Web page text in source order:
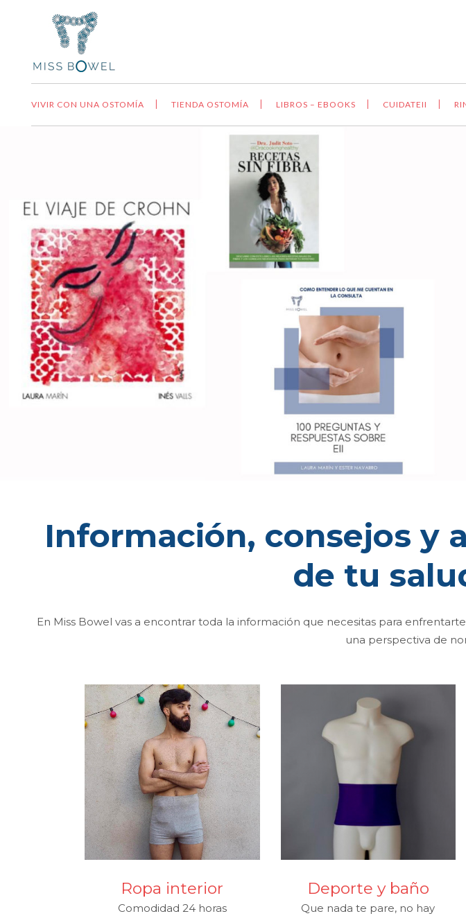
VIVIR CON UNA OSTOMÍA TIENDA OSTOMÍA LIBROS – EBOOKS CUIDATEII
Información, consejos y
de tu
En Miss Bowel vas a encontrar toda la información que necesitas para
una perspectiva de
Ropa interior
Comodidad 24 horas
Deporte y baño
Que nada te pare, no hay